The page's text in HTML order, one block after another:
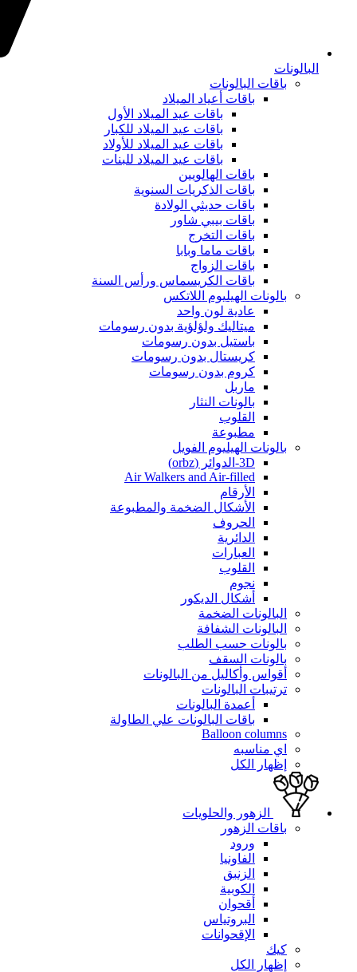
البالونات
باقات البالونات
باقات أعياد الميلاد
باقات عيد الميلاد الأول
باقات عيد الميلاد للكبار
باقات عيد الميلاد للأولاد
باقات عيد الميلاد للبنات
باقات الهالويين
باقات الذكريات السنوية
باقات حديثي الولادة
باقات بيبي شاور
باقات التخرج
باقات ماما وبابا
باقات الزواج
باقات الكريسماس ورأس السنة
بالونات الهيليوم اللاتكس
عادية لون واحد
ميتاليك ولؤلؤية بدون رسومات
باستيل بدون رسومات
كريستال بدون رسومات
كروم بدون رسومات
ماربل
بالونات النثار
القلوب
مطبوعة
بالونات الهيليوم الفويل
3D-الدوائر (orbz)
Air Walkers and Air-filled
الأرقام
الأشكال الضخمة والمطبوعة
الحروف
الدائرية
العبارات
القلوب
نجوم
أشكال الديكور
البالونات الضخمة
البالونات الشفافة
بالونات حسب الطلب
بالونات السقف
أقواس وأكاليل من البالونات
ترتيبات البالونات
أعمدة البالونات
باقات البالونات علي الطاولة
Balloon columns
اي مناسبه
إظهار الكل
الزهور والحلويات
باقات الزهور
ورود
الفاونيا
الزنبق
الكوبية
أقحوان
البروتياس
الإقحوانات
كيك
إظهار الكل